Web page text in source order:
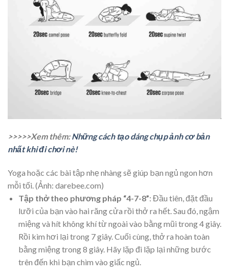
>>>>>Xem thêm:Những cách tạo dáng chụp ảnh cơ bản
nhất khi đi chơi nè!
Yoga hoặc các bài tập nhẹ nhàng sẽ giúp bạn ngủ ngon hơn
mỗi tối. (Ảnh: darebee.com)
Tập thở theo phương pháp “4-7-8”: Đầu tiên, đặt đầu
lưỡi của bạn vào hai răng cửa rồi thở ra hết. Sau đó, ngậm
miệng và hít không khí từ ngoài vào bằng mũi trong 4 giây.
Rồi kìm hơi lại trong 7 giây. Cuối cùng, thở ra hoàn toàn
bằng miệng trong 8 giây. Hãy lặp đi lặp lại những bước
trên đến khi bạn chìm vào giấc ngủ.